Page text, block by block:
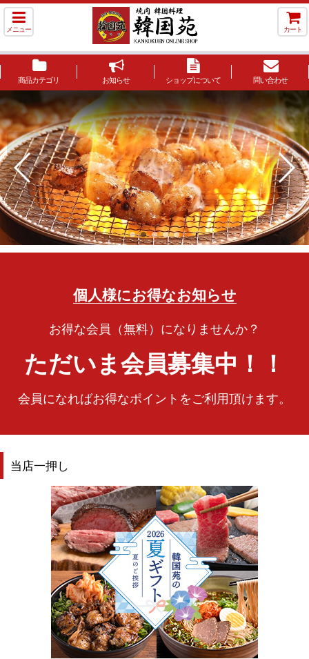
メニュー カート
商品カテゴリ お知らせ ショップについて 問い合わせ
個人様にお得なお知らせ
お得な会員（無料）になりませんか？
ただいま会員募集中！！
会員になればお得なポイントをご利用頂けます。
当店一押し